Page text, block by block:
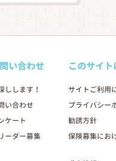
い合わせ
しします！
い合わせ
ケート
ーダー募集
このサイト
サイトご利用
プライバシー
勧誘方針
保険募集にお